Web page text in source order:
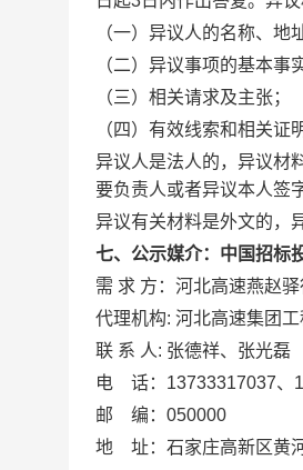
（一）异议人的名称、地
（二）异议事项的基本事
（三）相关请求及主张；
（四）有效线索和相关证
异议人是法人的，异议材
要负责人或者异议本人签
异议有关材料是外文的，
七、 公示媒介：中国招标
需 求 方：河北高速燕赵
代理机构: 河北高速集团
联 系 人: 张德祥、张光磊
电 话：13733317037、
邮 编：050000
地 址：石家庄高新区黄